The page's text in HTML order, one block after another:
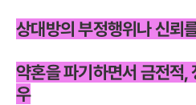
상대방의 부정행위나 신뢰
약혼을 파기하면서 금전적,
우